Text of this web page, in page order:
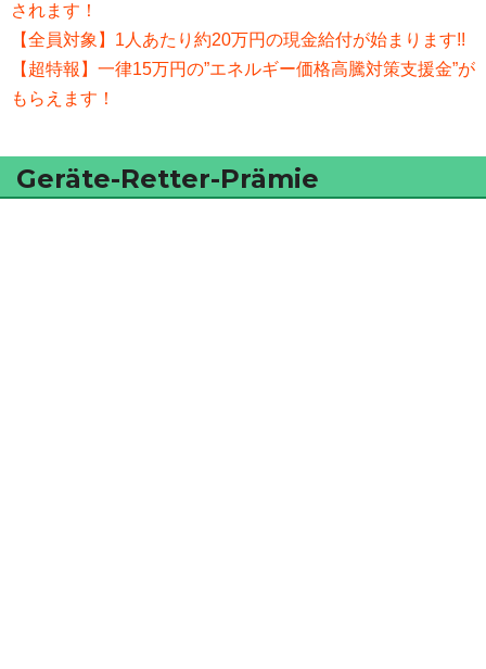
されます！
【全員対象】1人あたり約20万円の現金給付が始まります!!
【超特報】一律15万円の”エネルギー価格高騰対策支援金”が
もらえます！
Geräte-Retter-Prämie